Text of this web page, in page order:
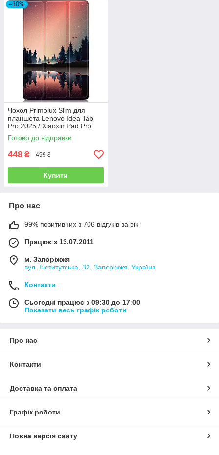
–10%
Чохол Primolux Slim для
планшета Lenovo Idea Tab
Pro 2025 / Xiaoxin Pad Pro
2nd 12.7" - Nature
Готово до відправки
448 ₴ 499 ₴
Купити
Про нас
99% позитивних з 706 відгуків за рік
Працює з 13.07.2011
м. Запоріжжя
вул. Інститутська, 32, Запоріжжя, Україна
Контакти
Сьогодні працює з 09:30 до 17:00
Показати весь графік роботи
Про нас
Контакти
Доставка та оплата
Графік роботи
Повна версія сайту